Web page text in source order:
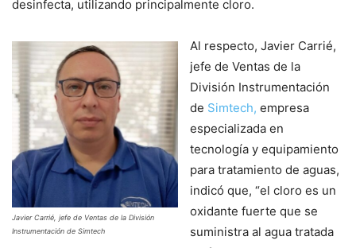
desinfecta, utilizando principalmente cloro.
Javier Carrié, jefe de Ventas de la División
Instrumentación de Simtech
Al respecto, Javier Carrié,
jefe de Ventas de la
División Instrumentación
de Simtech, empresa
especializada en
tecnología y equipamiento
para tratamiento de aguas,
indicó que, “el cloro es un
oxidante fuerte que se
suministra al agua tratada